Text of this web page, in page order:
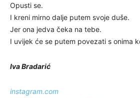
Opusti se.
I kreni mirno dalje putem svoje duše.
Jer ona jedva čeka na tebe.
I uvijek će se putem povezati s onima
Iva Bradarić
instagram.com